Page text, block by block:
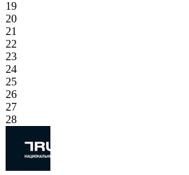
19
20
21
22
23
24
25
26
27
28